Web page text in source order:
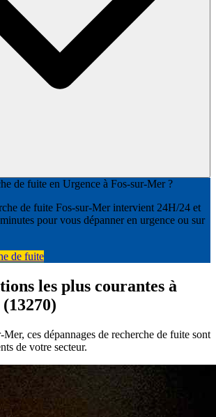
de fuite en Urgence à Fos-sur-Mer ?
de fuite Fos-sur-Mer intervient 24H/24 et
pour vous dépanner en urgence ou sur
de fuite
les plus courantes à
ces dépannages de recherche de fuite sont
de votre secteur.